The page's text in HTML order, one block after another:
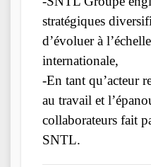
stratégiques
d’évoluer à
internationale,
-En tant qu’acteur
au travail et
collaborateurs fait
SNTL.